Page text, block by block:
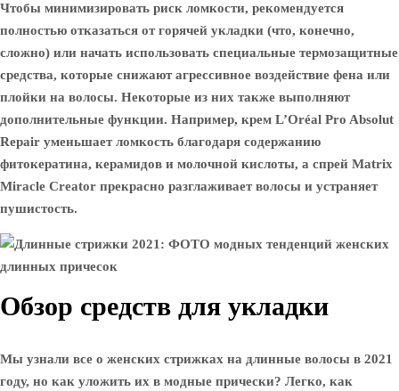
Чтобы минимизировать риск ломкости, рекомендуется
полностью отказаться от горячей укладки (что, конечно,
сложно) или начать использовать специальные термозащитные
средства, которые снижают агрессивное воздействие фена или
плойки на волосы. Некоторые из них также выполняют
дополнительные функции. Например, крем L’Oréal Pro Absolut
Repair уменьшает ломкость благодаря содержанию
фитокератина, керамидов и молочной кислоты, а спрей Matrix
Miracle Creator прекрасно разглаживает волосы и устраняет
пушистость.
Обзор средств для укладки
Мы узнали все о женских стрижках на длинные волосы в 2021
году, но как уложить их в модные прически? Легко, как